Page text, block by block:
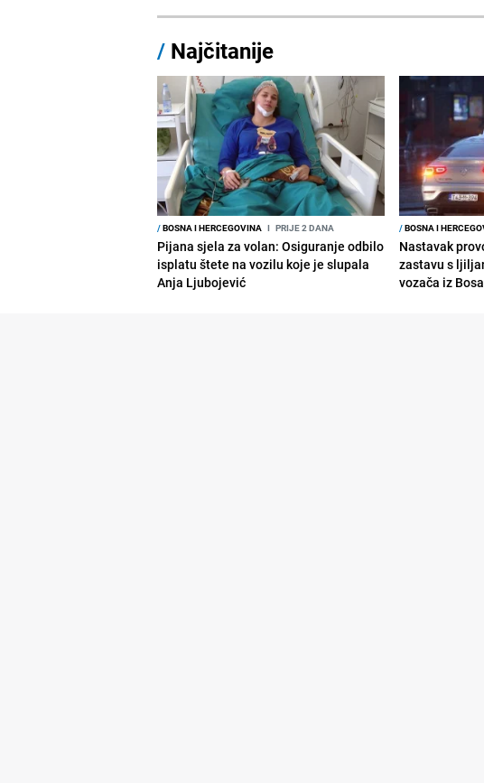
/ Najčitanije
/BOSNA I HERCEGOVINA I PRIJE 2 DANA
Pijana sjela za volan: Osiguranje odbilo
isplatu štete na vozilu koje je slupala
Anja Ljubojević
/BOSNA I
Nastavak
zastavu s
vozača iz